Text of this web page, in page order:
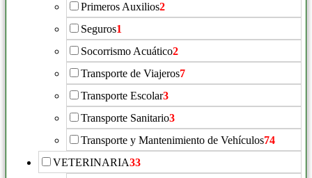
Primeros Auxilios2
Seguros1
Socorrismo Acuático2
Transporte de Viajeros7
Transporte Escolar3
Transporte Sanitario3
Transporte y Mantenimiento de Vehículos74
VETERINARIA33